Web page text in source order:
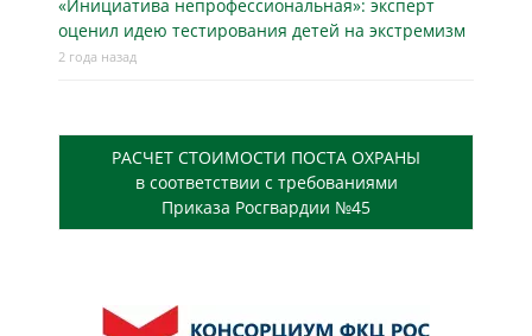
«Инициатива непрофессиональная»: эксперт
оценил идею тестирования детей на экстремизм
2 года назад
РАСЧЕТ СТОИМОСТИ ПОСТА ОХРАНЫ
в соответствии с требованиями
Приказа Росгвардии №45